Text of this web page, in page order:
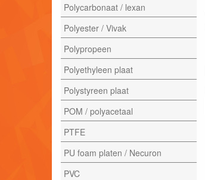
Polycarbonaat / lexan
Polyester / Vivak
Polypropeen
Polyethyleen plaat
Polystyreen plaat
POM / polyacetaal
PTFE
PU foam platen / Necuron
PVC